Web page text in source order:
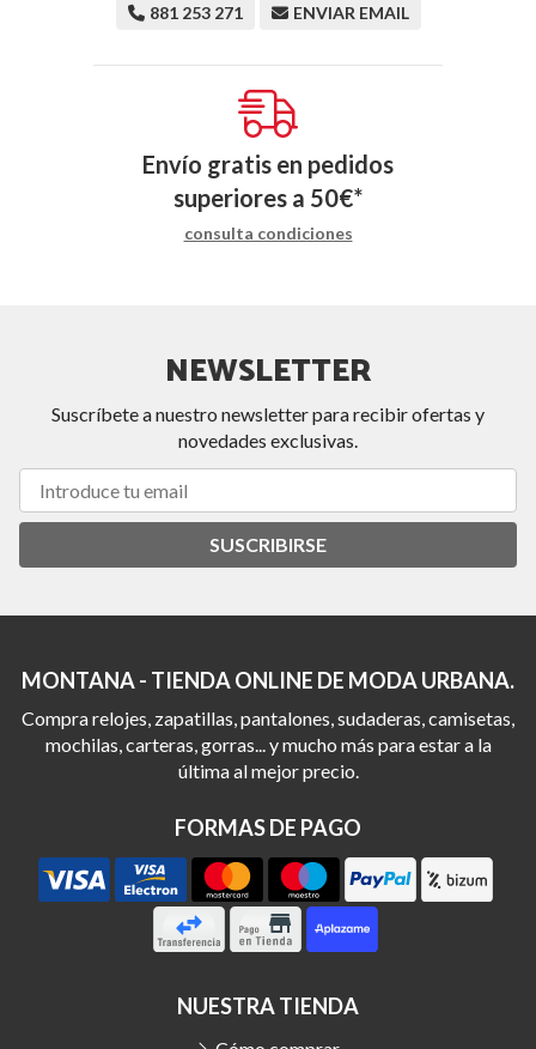
881 253 271 ENVIAR EMAIL
Envío gratis en pedidos
superiores a 50€*
consulta condiciones
NEWSLETTER
Suscríbete a nuestro newsletter para recibir ofertas y
novedades exclusivas.
SUSCRIBIRSE
MONTANA - TIENDA ONLINE DE MODA URBANA.
Compra relojes, zapatillas, pantalones, sudaderas, camisetas,
mochilas, carteras, gorras... y mucho más para estar a la
última al mejor precio.
FORMAS DE PAGO
NUESTRA TIENDA